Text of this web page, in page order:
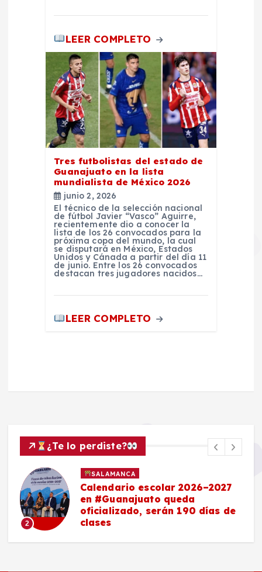
LEER COMPLETO
Tres futbolistas del estado de
Guanajuato en la lista
mundialista de México 2026
junio 2, 2026
El técnico de la selección nacional
de fútbol Javier “Vasco” Aguirre,
recientemente dio a conocer la
lista de los 26 convocados para la
próxima copa del mundo, la cual
se disputará en México, Estados
Unidos y Cánada a partir del día 11
de junio. Entre los 26 convocados
destacan tres jugadores nacidos…
LEER COMPLETO
¿Te lo perdiste?
2
SALAMANCA
Calendario escolar 2026–2027
en #Guanajuato queda
oficializado, serán 190 días de
clases